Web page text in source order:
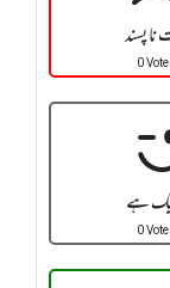
پسند
0
ہے
0